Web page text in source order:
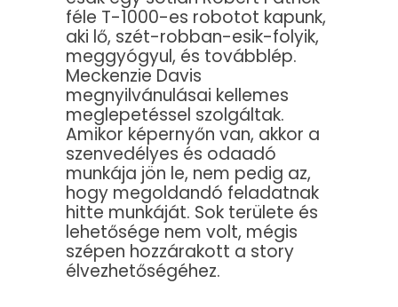
féle T-1000-es robotot kapunk,
aki lő, szét-robban-esik-folyik,
meggyógyul, és továbblép.
Meckenzie Davis
megnyilvánulásai kellemes
meglepetéssel szolgáltak.
Amikor képernyőn van, akkor a
szenvedélyes és odaadó
munkája jön le, nem pedig az,
hogy megoldandó feladatnak
hitte munkáját. Sok területe és
lehetősége nem volt, mégis
szépen hozzárakott a story
élvezhetőségéhez.